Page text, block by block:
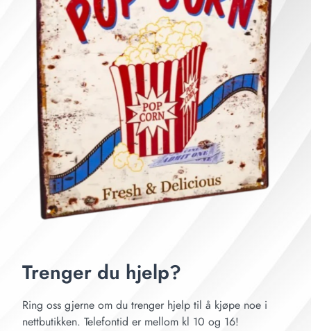
Trenger du hjelp?
Ring oss gjerne om du trenger hjelp til å kjøpe noe i
nettbutikken. Telefontid er mellom kl 10 og 16!